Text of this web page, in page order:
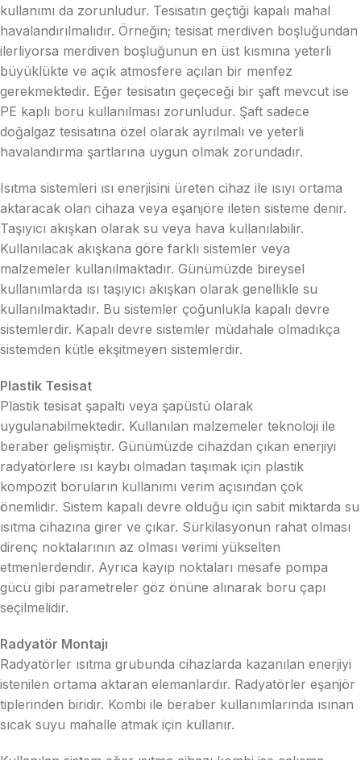
kullanımı da zorunludur. Tesisatın geçtiği kapalı mahal
havalandırılmalıdır. Örneğin; tesisat merdiven boşluğundan
ilerliyorsa merdiven boşluğunun en üst kısmına yeterli
büyüklükte ve açık atmosfere açılan bir menfez
gerekmektedir. Eğer tesisatın geçeceği bir şaft mevcut ise
PE kaplı boru kullanılması zorunludur. Şaft sadece
doğalgaz tesisatına özel olarak ayrılmalı ve yeterli
havalandırma şartlarına uygun olmak zorundadır.
Isıtma sistemleri ısı enerjisini üreten cihaz ile ısıyı ortama
aktaracak olan cihaza veya eşanjöre ileten sisteme denir.
Taşıyıcı akışkan olarak su veya hava kullanılabilir.
Kullanılacak akışkana göre farklı sistemler veya
malzemeler kullanılmaktadır. Günümüzde bireysel
kullanımlarda ısı taşıyıcı akışkan olarak genellikle su
kullanılmaktadır. Bu sistemler çoğunlukla kapalı devre
sistemlerdir. Kapalı devre sistemler müdahale olmadıkça
sistemden kütle ekşitmeyen sistemlerdir.
Plastik Tesisat
Plastik tesisat şapaltı veya şapüstü olarak
uygulanabilmektedir. Kullanılan malzemeler teknoloji ile
beraber gelişmiştir. Günümüzde cihazdan çıkan enerjiyi
radyatörlere ısı kaybı olmadan taşımak için plastik
kompozit boruların kullanımı verim açısından çok
önemlidir. Sistem kapalı devre olduğu için sabit miktarda su
ısıtma cihazına girer ve çıkar. Sürkilasyonun rahat olması
direnç noktalarının az olması verimi yükselten
etmenlerdendir. Ayrıca kayıp noktaları mesafe pompa
gücü gibi parametreler göz önüne alınarak boru çapı
seçilmelidir.
Radyatör Montajı
Radyatörler ısıtma grubunda cihazlarda kazanılan enerjiyi
istenilen ortama aktaran elemanlardır. Radyatörler eşanjör
tiplerinden biridir. Kombi ile beraber kullanımlarında ısınan
sıcak suyu mahalle atmak için kullanır.